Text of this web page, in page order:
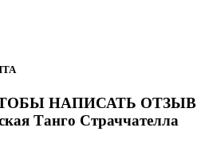
НАПИСАТЬ ОТЗЫВ
Танго Страччателла